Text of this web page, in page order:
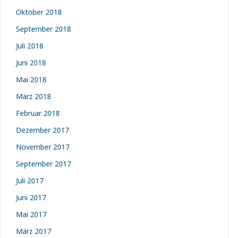
Oktober 2018
September 2018
Juli 2018
Juni 2018
Mai 2018
März 2018
Februar 2018
Dezember 2017
November 2017
September 2017
Juli 2017
Juni 2017
Mai 2017
März 2017